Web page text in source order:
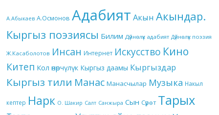
А.Абыкаев А.Осмонов Адабият Акын Акындар.
Кыргыз поэзиясы Билим Дүйнөлүк адабият Дүйнөлүк поэзия
Ж.Касаболотов Инсан Интернет Искусство Кино
Китеп Кол өнөрчүлүк Кыргыз даамы Кыргыздар
Кыргыз тили Манас Манасчылар Музыка Накыл
кептер Нарк О. Шакир Салт Санжыра Сын Сүрөт Тарых